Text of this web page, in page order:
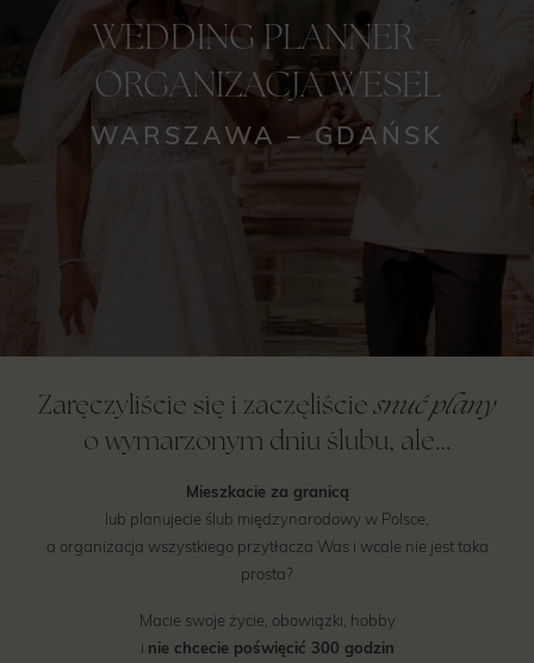
Zaręczyliście się i zaczęliściesnuć plany
o wymarzonym dniu ślubu, ale…
Mieszkacie za granicą
lub planujecie ślub międzynarodowy w Polsce,
a organizacja wszystkiego przytłacza Was i wcale nie jest taka
prosta?
Macie swoje życie, obowiązki, hobby
i nie chcecie poświęcić 300 godzin